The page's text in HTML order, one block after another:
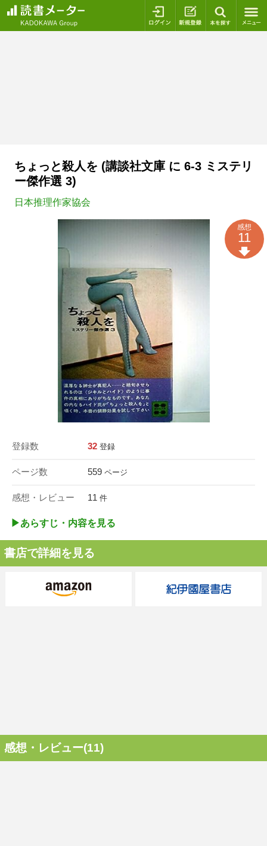
ログイン 新規登録
ちょっと殺人を (講談社文庫 に 6-3 ミステリ
ー傑作選 3)
日本推理作家協会
登録数 32 登録
ページ数 559 ページ
感想・レビュー 11 件
感想
11
▶︎あらすじ・内容を見る
書店で詳細を見る
感想・レビュー(11)